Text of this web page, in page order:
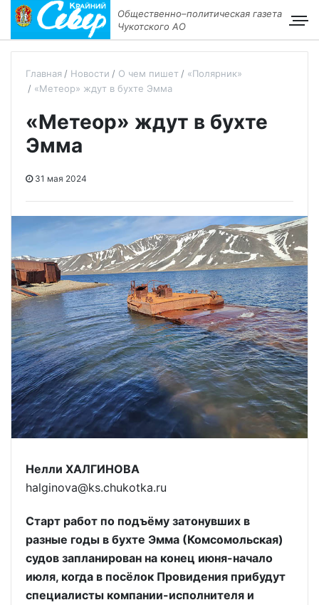
Общественно–политическая газета
Чукотского АО
Главная Новости О чем пишет
«Полярник»
«Метеор» ждут в бухте Эмма
«Метеор» ждут в бухте
Эмма
31 мая 2024
Нелли ХАЛГИНОВА
halginova@ks.chukotka.ru
Старт работ по подъёму затонувших в
разные годы в бухте Эмма (Комсомольская)
судов запланирован на конец июня-начало
июля, когда в посёлок Провидения прибудут
специалисты компании-исполнителя и